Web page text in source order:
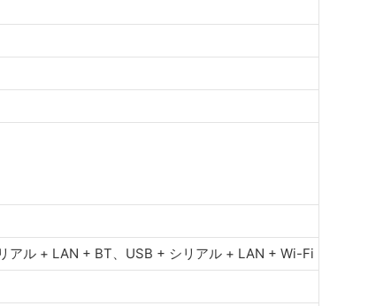
アル + LAN + BT、USB + シリアル + LAN + Wi-Fi